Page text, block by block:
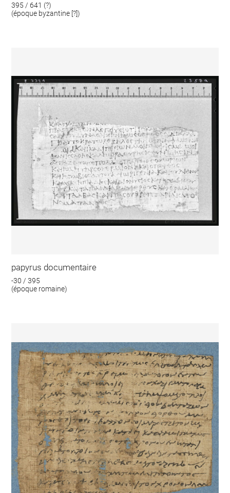
395 / 641 (?)
(époque byzantine [?])
papyrus documentaire
-30 / 395
(époque romaine)